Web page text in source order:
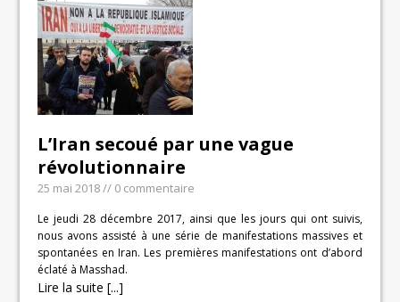
L’Iran secoué par une vague
révolutionnaire
25 mai 2018// 0 commentaire
Le jeudi 28 décembre 2017, ainsi que les jours qui ont suivis,
nous avons assisté à une série de manifestations massives et
spontanées en Iran. Les premières manifestations ont d’abord
éclaté à Masshad.
Lire la suite [...]